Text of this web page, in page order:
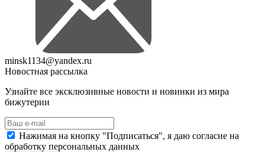
minsk1134@yandex.ru
Новостная рассылка
Узнайте все эксклюзивные новости и новинки из мира
бижутерии
Нажимая на кнопку "Подписаться", я даю согласие на
обработку персональных данных